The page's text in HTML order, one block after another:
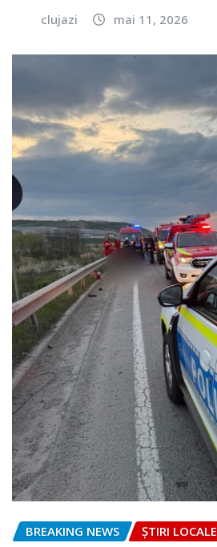
clujazi mai 11, 2026
BREAKING NEWS ȘTIRI LOCALE